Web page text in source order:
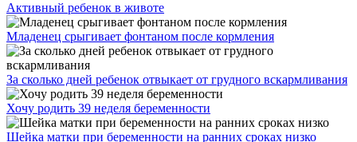
Активный ребенок в животе
Младенец срыгивает фонтаном после кормления
За сколько дней ребенок отвыкает от грудного вскармливания
Хочу родить 39 неделя беременности
Шейка матки при беременности на ранних сроках низко